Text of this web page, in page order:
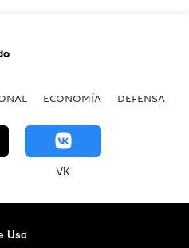
ECONOMÍA DEFENSA
VK
Uso